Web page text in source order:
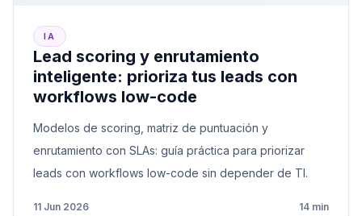
IA
Lead scoring y enrutamiento
inteligente: prioriza tus leads con
workflows low-code
Modelos de scoring, matriz de puntuación y
enrutamiento con SLAs: guía práctica para priorizar
leads con workflows low-code sin depender de TI.
11 Jun 2026 14 min